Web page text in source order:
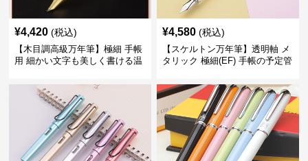
¥4,420 (税込)
【木目調高級万年筆】極細 手帳
用 細かい文字も美しく書ける温
¥4,580 (税込)
【スケルトン万年筆】透明軸 メ
タリック 極細(EF) 手帳の予定管
デザイン